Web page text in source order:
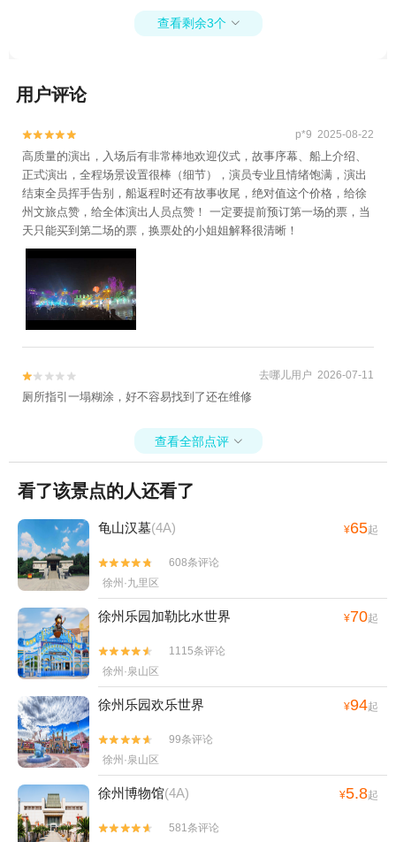
查看剩余3个 
用户评论

 p*9 2025-08-22
高质量的演出，入场后有非常棒地欢迎仪式，故事序幕、船上介绍、
正式演出，全程场景设置很棒（细节），演员专业且情绪饱满，演出
结束全员挥手告别，船返程时还有故事收尾，绝对值这个价格，给徐
州文旅点赞，给全体演出人员点赞！ 一定要提前预订第一场的票，当
天只能买到第二场的票，换票处的小姐姐解释很清晰！

 去哪儿用户 2026-07-11
厕所指引一塌糊涂，好不容易找到了还在维修
查看全部点评 
看了该景点的人还看了
龟山汉墓(4A) ¥65起


608条评论
徐州·九里区
徐州乐园加勒比水世界 ¥70起


1115条评论
徐州·泉山区
徐州乐园欢乐世界 ¥94起


99条评论
徐州·泉山区
徐州博物馆(4A) ¥5.8起

 581条评论